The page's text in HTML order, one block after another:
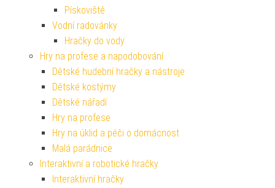
Pískoviště
Vodní radovánky
Hračky do vody
Hry na profese a napodobování
Dětské hudební hračky a nástroje
Dětské kostýmy
Dětské nářadí
Hry na profese
Hry na úklid a péči o domácnost
Malá parádnice
Interaktivní a robotické hračky
Interaktivní hračky